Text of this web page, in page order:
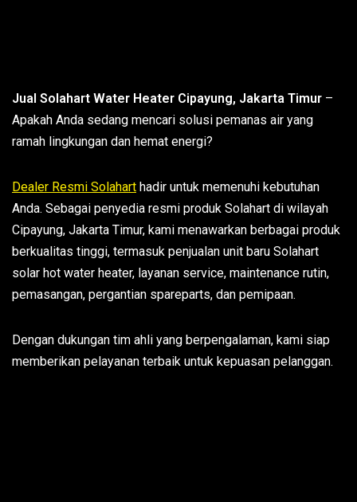
Jual Solahart Water Heater Cipayung, Jakarta Timur –
Apakah Anda sedang mencari solusi pemanas air yang
ramah lingkungan dan hemat energi?
Dealer Resmi Solahart hadir untuk memenuhi kebutuhan
Anda. Sebagai penyedia resmi produk Solahart di wilayah
Cipayung, Jakarta Timur, kami menawarkan berbagai produk
berkualitas tinggi, termasuk penjualan unit baru Solahart
solar hot water heater, layanan service, maintenance rutin,
pemasangan, pergantian spareparts, dan pemipaan.
Dengan dukungan tim ahli yang berpengalaman, kami siap
memberikan pelayanan terbaik untuk kepuasan pelanggan.